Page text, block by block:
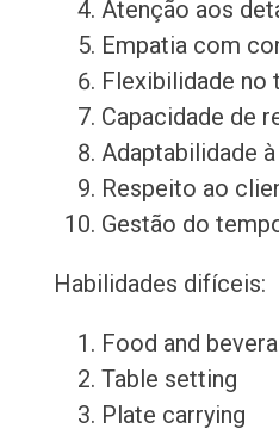
Atenção aos
Empatia com
Flexibilidade no
Capacidade de
Adaptabilidade
Respeito ao
Gestão do
Habilidades difíceis:
Food and
Table setting
Plate carrying